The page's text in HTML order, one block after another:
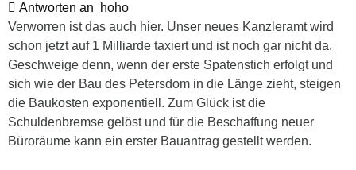
Antworten an
hoho
Verworren ist das auch hier. Unser neues Kanzleramt wird
schon jetzt auf 1 Milliarde taxiert und ist noch gar nicht da.
Geschweige denn, wenn der erste Spatenstich erfolgt und
sich wie der Bau des Petersdom in die Länge zieht, steigen
die Baukosten exponentiell. Zum Glück ist die
Schuldenbremse gelöst und für die Beschaffung neuer
Büroräume kann ein erster Bauantrag gestellt werden.